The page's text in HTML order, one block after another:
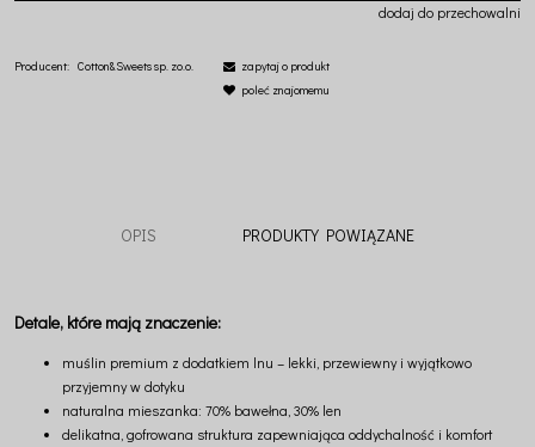
dodaj do przechowalni
Producent: Cotton&Sweets sp. zo.o.
zapytaj o produkt
poleć znajomemu
OPIS PRODUKTY POWIĄZANE
Detale, które mają znaczenie:
muślin premium z dodatkiem lnu – lekki, przewiewny i wyjątkowo
przyjemny w dotyku
naturalna mieszanka: 70% bawełna, 30% len
delikatna, gofrowana struktura zapewniająca oddychalność i komfort